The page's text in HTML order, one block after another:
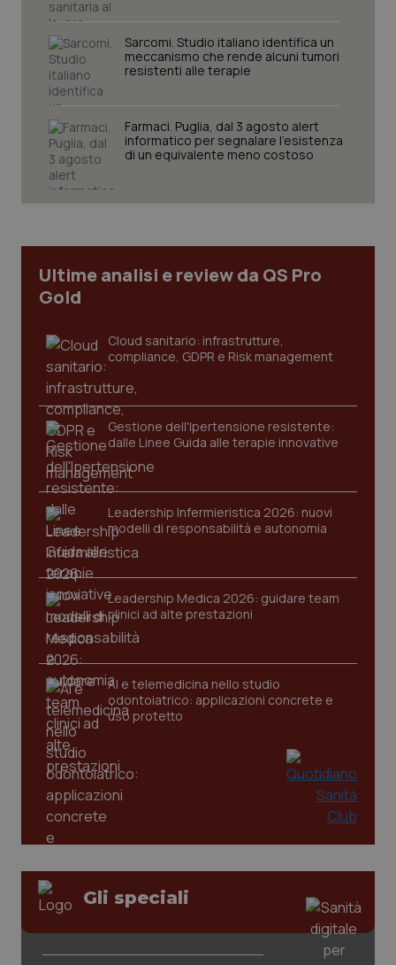
Sarcomi. Studio italiano identifica un
meccanismo che rende alcuni tumori
resistenti alle terapie
Farmaci. Puglia, dal 3 agosto alert
informatico per segnalare l’esistenza
di un equivalente meno costoso
Ultime analisi e review da QS Pro
Gold
Cloud sanitario: infrastrutture,
compliance, GDPR e Risk management
Gestione dell'Ipertensione resistente:
dalle Linee Guida alle terapie innovative
Leadership Infermieristica 2026: nuovi
modelli di responsabilità e autonomia
Leadership Medica 2026: guidare team
clinici ad alte prestazioni
AI e telemedicina nello studio
odontoiatrico: applicazioni concrete e
uso protetto
Gli speciali
Necessari Statistici Marketing
I cookie necessari contribuiscono a rendere fruibile il
sito web abilitandone funzionalità di base quali la
navigazione sulle pagine e l'accesso alle aree
protette del sito. Il sito web non è in grado di
Nome
Fornitore /Dominio
VISITOR_PRIVACY_METADATA
CookieScriptConsent
CookieScript
tracking-sites-ironfish-
tracking-enable
tracking-sites-ironfish-
session-id
www.quotidianosanita.it